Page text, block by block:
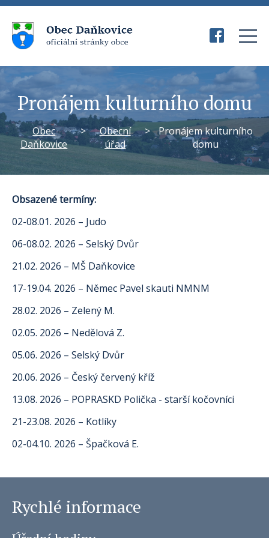
Pronájem kulturního domu
Obec
Daňkovice
>
Obecní
úřad
>
Pronájem kulturního
domu
Obsazené termíny:
02-08.01. 2026 – Judo
06-08.02. 2026 – Selský Dvůr
21.02. 2026 – MŠ Daňkovice
17-19.04. 2026 – Němec Pavel skauti NMNM
28.02. 2026 – Zelený M.
02.05. 2026 – Nedělová Z.
05.06. 2026 – Selský Dvůr
20.06. 2026 – Český červený kříž
13.08. 2026 – POPRASKD Polička - starší kočovníci
21-23.08. 2026 – Kotlíky
02-04.10. 2026 – Špačková E.
Rychlé informace